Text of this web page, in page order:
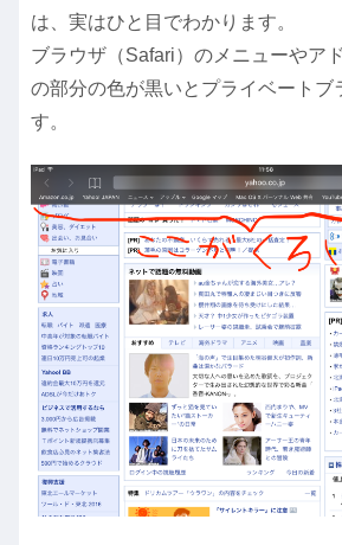
は、実はひと目でわかります。
ブラウザ（Safari）のメニューやア
の部分の色が黒いとプライベートブ
す。